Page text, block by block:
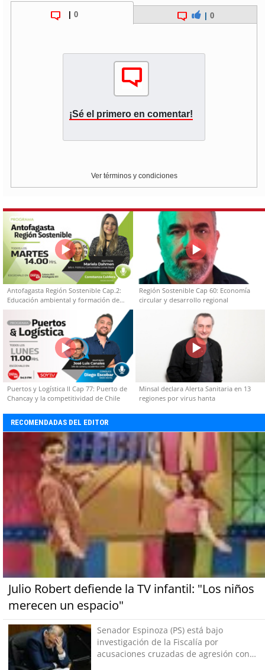
0 0
¡Sé el primero en comentar!
Ver términos y condiciones
Antofagasta Región Sostenible Cap.2:
Educación ambiental y formación de
capacidades técnicas
Región Sostenible Cap 60: Economía
circular y desarrollo regional
Puertos y Logística II Cap 77: Puerto de
Chancay y la competitividad de Chile
Minsal declara Alerta Sanitaria en 13
regiones por virus hanta
RECOMENDADAS DEL EDITOR
Julio Robert defiende la TV infantil: "Los niños
merecen un espacio"
Senador Espinoza (PS) está bajo
investigación de la Fiscalía por
acusaciones cruzadas de agresión con